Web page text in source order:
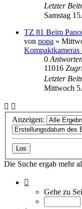
Letzter
Samstag
TZ 81 Beim
von popa »
0
11016
Letzter
Mittwoch
Anzeigen:
Die Suche ergab mehr
von
Gehe zu